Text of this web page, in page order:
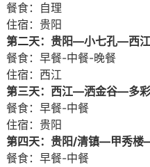
餐食：自理
住宿：贵阳
第二天：贵阳—小七孔—西
餐食：早餐-中餐-晚餐
住宿：西江
第三天：西江—洒金谷—多
餐食：早餐-中餐
住宿：贵阳
第四天：贵阳/清镇—甲秀
餐食：早餐-中餐